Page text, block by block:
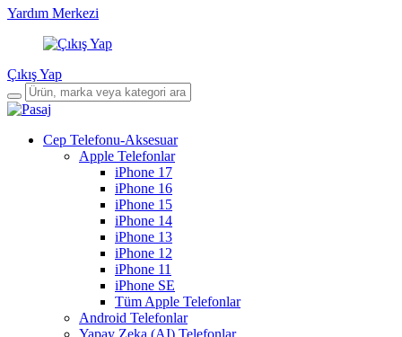
Yardım Merkezi
Çıkış Yap
Cep Telefonu-Aksesuar
Apple Telefonlar
iPhone 17
iPhone 16
iPhone 15
iPhone 14
iPhone 13
iPhone 12
iPhone 11
iPhone SE
Tüm Apple Telefonlar
Android Telefonlar
Yapay Zeka (AI) Telefonlar